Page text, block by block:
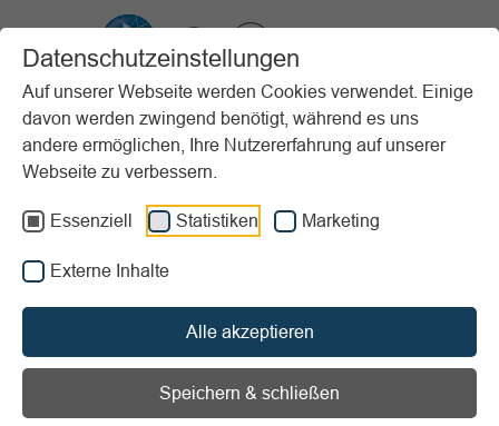
Datenschutzeinstellungen
Auf unserer Webseite werden Cookies verwendet. Einige
davon werden zwingend benötigt, während es uns
andere ermöglichen, Ihre Nutzererfahrung auf unserer
Webseite zu verbessern.
Essenziell Statistiken Marketing
Externe Inhalte
Alle akzeptieren
Speichern & schließen
Startseite Sportpraxis
Stundenbeispiele (PfP)
Kinder und Jugendliche
Fußball-Safari
Vorlesen
Informationen zum Readspeaker öffnen
Alter:Ab 4 Jahren
Sportart:
Bälle / Hütchen/Pylonen/Markierungsmaterial /